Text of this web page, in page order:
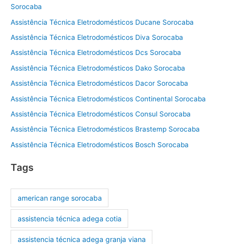
Sorocaba
Assistência Técnica Eletrodomésticos Ducane Sorocaba
Assistência Técnica Eletrodomésticos Diva Sorocaba
Assistência Técnica Eletrodomésticos Dcs Sorocaba
Assistência Técnica Eletrodomésticos Dako Sorocaba
Assistência Técnica Eletrodomésticos Dacor Sorocaba
Assistência Técnica Eletrodomésticos Continental Sorocaba
Assistência Técnica Eletrodomésticos Consul Sorocaba
Assistência Técnica Eletrodomésticos Brastemp Sorocaba
Assistência Técnica Eletrodomésticos Bosch Sorocaba
Tags
american range sorocaba
assistencia técnica adega cotia
assistencia técnica adega granja viana